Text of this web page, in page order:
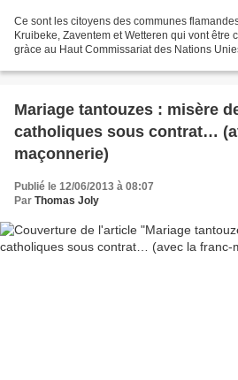
Ce sont les citoyens des communes
Kruibeke, Zaventem et Wetteren qui vont être
gràce au Haut Commissariat des Nations
Mariage tantouzes : misère
catholiques sous contrat…
maçonnerie)
Publié le 12/06/2013 à 08:07
Par Thomas Joly